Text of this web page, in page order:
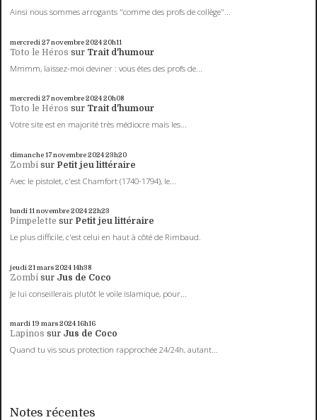
Ainsi nous sommes arrogants "comme des profs de collège"...
mercredi 27novembre 202420h11
Toto le Héros sur Trait d'humour
Mmmm, laissez-moi deviner : vous êtes des profs de...
mercredi 27novembre 202420h08
Toto le Héros sur Trait d'humour
Votre site est en majorité très médiocre mais les...
dimanche 17novembre 202423h20
Zombi sur Petit jeu littéraire
Avec le pistolet, c'est Chamfort (1740-1794), le...
lundi 11novembre 202422h23
Pimpelette sur Petit jeu littéraire
Le plus difficile, c'est celui en haut à côté de Rimbaud.
jeudi 21 mars 202414h38
Zombi sur Jus de Coco
Je lui conseillerais plutôt le voile islamique, pour...
mardi 19 mars 202416h16
Lapinos sur Jus de Coco
Quand tu vis sous protection rapprochée 24/24h, autant...
Notes récentes